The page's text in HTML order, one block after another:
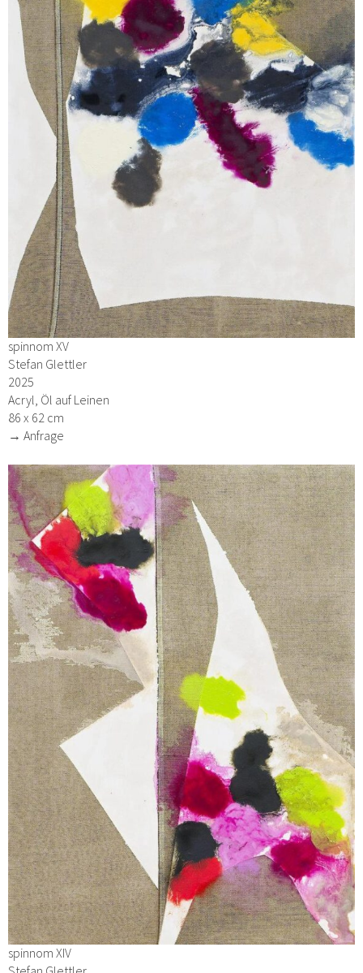
spinnom XV
Stefan Glettler
2025
Acryl, Öl auf Leinen
86 x 62 cm
→ Anfrage
spinnom XIV